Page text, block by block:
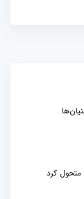
متحول کرد